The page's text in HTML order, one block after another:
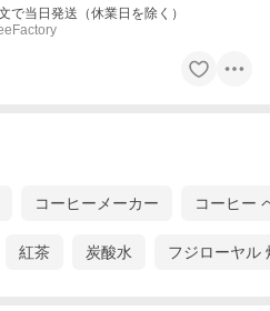
で当日発送（休業日を除く）
コーヒーメーカー コーヒー
紅茶 炭酸水 フジローヤル